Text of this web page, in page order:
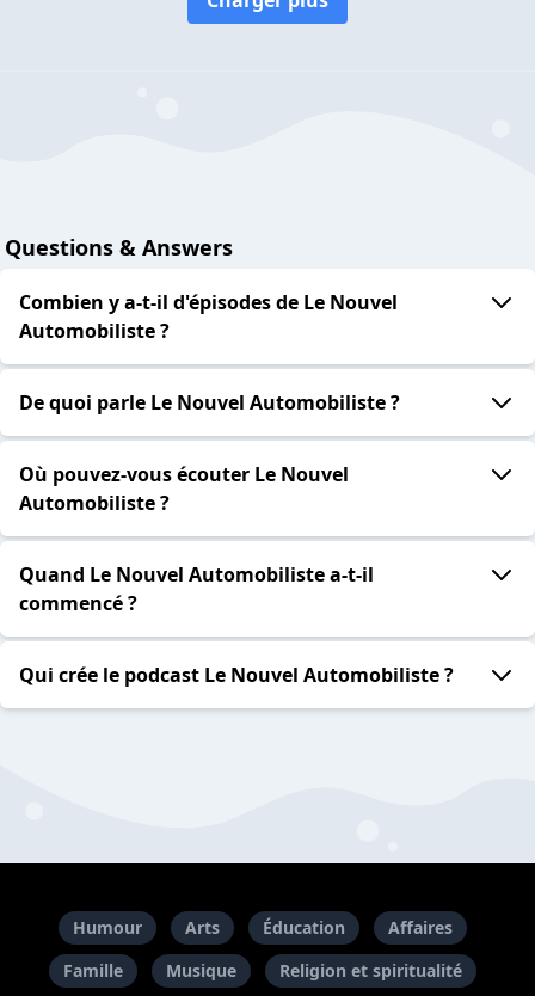
Questions & Answers
Combien y a-t-il d'épisodes de Le Nouvel
Automobiliste ?
De quoi parle Le Nouvel Automobiliste ?
Où pouvez-vous écouter Le Nouvel
Automobiliste ?
Quand Le Nouvel Automobiliste a-t-il
commencé ?
Qui crée le podcast Le Nouvel Automobiliste ?
Humour Arts Éducation
Affaires
Famille
Musique Religion et spiritualité